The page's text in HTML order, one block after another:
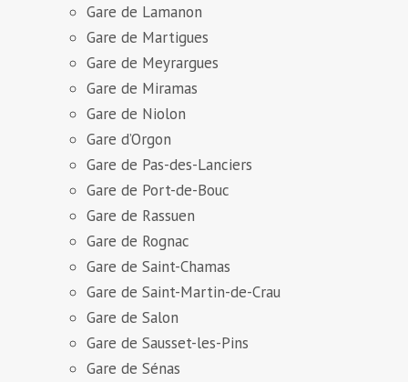
Gare de Lamanon
Gare de Martigues
Gare de Meyrargues
Gare de Miramas
Gare de Niolon
Gare d’Orgon
Gare de Pas-des-Lanciers
Gare de Port-de-Bouc
Gare de Rassuen
Gare de Rognac
Gare de Saint-Chamas
Gare de Saint-Martin-de-Crau
Gare de Salon
Gare de Sausset-les-Pins
Gare de Sénas